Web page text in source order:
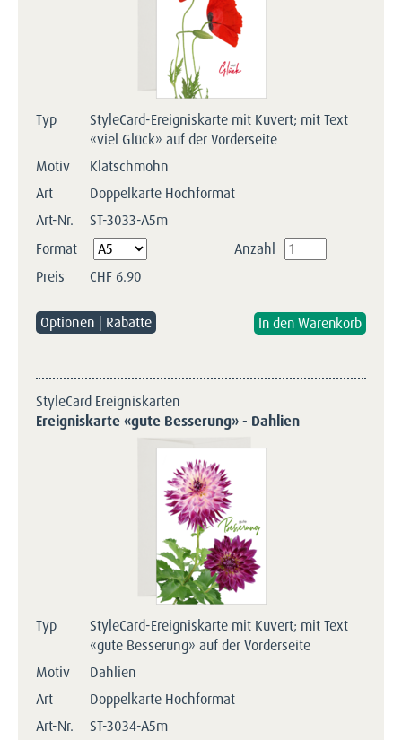
Typ
StyleCard-Ereigniskarte mit Kuvert; mit Text
«viel Glück» auf der Vorderseite
Motiv
Klatschmohn
Art
Doppelkarte Hochformat
Art-Nr.
ST-3033-A5m
Pflichtfeld
Format
Anzahl
Preis
CHF 6.90
Optionen | Rabatte
StyleCard Ereigniskarten
Ereigniskarte «gute Besserung» - Dahlien
Typ
StyleCard-Ereigniskarte mit Kuvert; mit Text
«gute Besserung» auf der Vorderseite
Motiv
Dahlien
Art
Doppelkarte Hochformat
Art-Nr.
ST-3034-A5m